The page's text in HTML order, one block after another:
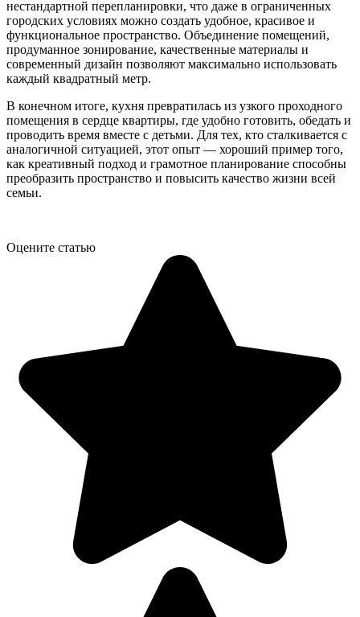
нестандартной перепланировки, что даже в ограниченных
городских условиях можно создать удобное, красивое и
функциональное пространство. Объединение помещений,
продуманное зонирование, качественные материалы и
современный дизайн позволяют максимально использовать
каждый квадратный метр.
В конечном итоге, кухня превратилась из узкого проходного
помещения в сердце квартиры, где удобно готовить, обедать и
проводить время вместе с детьми. Для тех, кто сталкивается с
аналогичной ситуацией, этот опыт — хороший пример того,
как креативный подход и грамотное планирование способны
преобразить пространство и повысить качество жизни всей
семьи.
Оцените статью